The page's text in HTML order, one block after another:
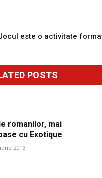
este o activitate
POSTS
romanilor, mai
cu Exotique
2013